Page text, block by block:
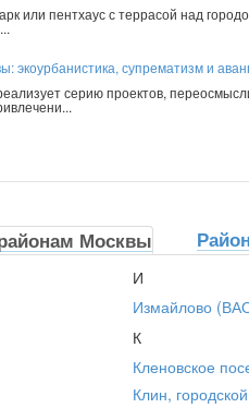
или пентхаус с террасой над
экоурбанистика, супрематизм и
серию проектов,
Москвы
И
Измайлово
К
Кленовское
Клин,